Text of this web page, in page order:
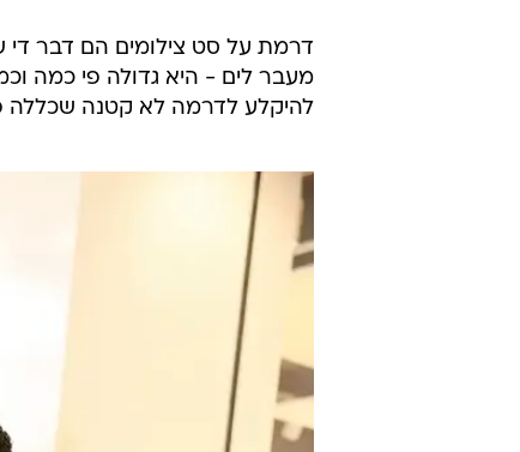
דרמת על סט צילומים הם דבר
מעבר לים - היא גדולה פי כמה
להיקלע לדרמה לא קטנה שכללה